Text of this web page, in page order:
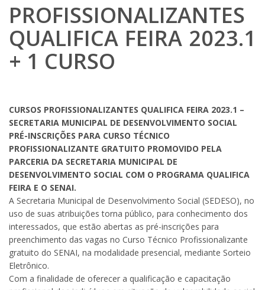
PROFISSIONALIZANTES
QUALIFICA FEIRA 2023.1
+ 1 CURSO
CURSOS PROFISSIONALIZANTES QUALIFICA FEIRA 2023.1 –
SECRETARIA MUNICIPAL DE DESENVOLVIMENTO SOCIAL
PRÉ-INSCRIÇÕES PARA CURSO TÉCNICO
PROFISSIONALIZANTE GRATUITO PROMOVIDO PELA
PARCERIA DA SECRETARIA MUNICIPAL DE
DESENVOLVIMENTO SOCIAL COM O PROGRAMA QUALIFICA
FEIRA E O SENAI.
A Secretaria Municipal de Desenvolvimento Social (SEDESO), no
uso de suas atribuições torna público, para conhecimento dos
interessados, que estão abertas as pré-inscrições para
preenchimento das vagas no Curso Técnico Profissionalizante
gratuito do SENAI, na modalidade presencial, mediante Sorteio
Eletrônico.
Com a finalidade de oferecer a qualificação e capacitação